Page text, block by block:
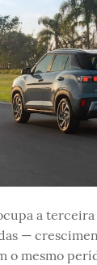
a
—
o mesmo